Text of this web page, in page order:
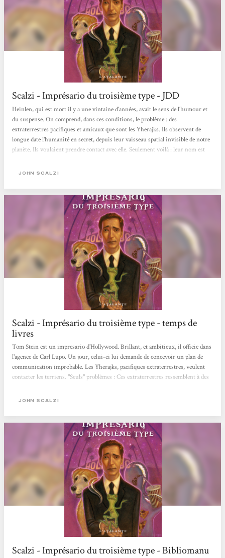
Scalzi - Imprésario du troisième type - JDD
Heinlen, qui est mort il y a une vintaine d'années, avait le sens de l'humour et
du suspense. On comprend, dans ces conditions, le problème : des
extraterrestres pacifiques et amicaux que sont les Yherajks. Ils observent de
longue date l'humanité en secret, depuis leur vaisseau spatial invisible de notre
planète. Ils voulaient prendre contact avec elle. Seulement voilà : leur nom est
informes. Ils communiquent par émissions d'odeurs nauséabondes. Ils ont le
JOHN SCALZI
Scalzi - Imprésario du troisième type - temps de
livres
Tom Stein est un impresario d'Hollywood. Brillant, et ambitieux, il officie dans
l'agence de Carl Lupo. Un jour, celui-ci lui demande de concevoir un plan de
communication improbable. Les Yherajks, pacifiques extraterrestres, veulent
contacter les terriens. "Seuls" problèmes : Ces extraterrestres ressemblent à des
ils envoient des odeurs. Plus ça discute , plus l'odeur est épouvantable! Carl,
d'artistes, et de s'occuper de leur émissaire:...
JOHN SCALZI
Scalzi - Imprésario du troisième type - Bibliomanu